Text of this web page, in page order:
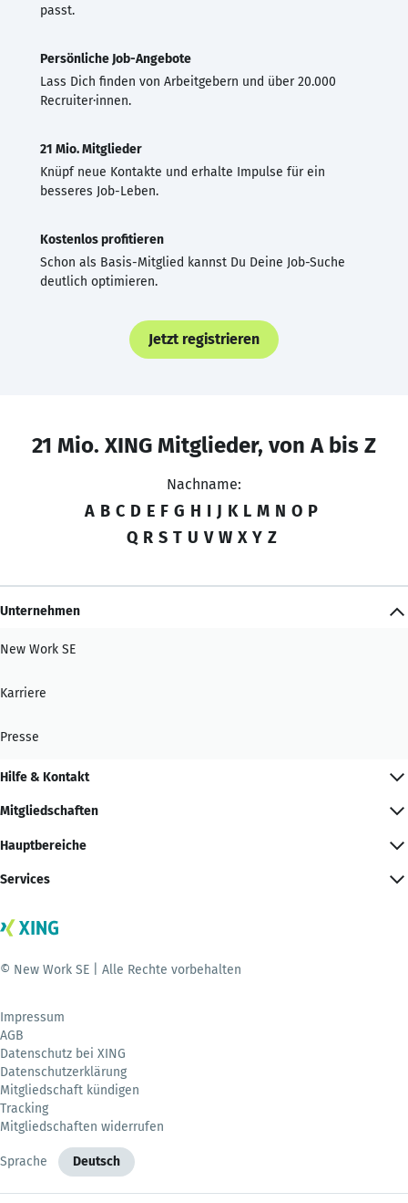
passt.
Persönliche Job-Angebote
Lass Dich finden von Arbeitgebern und über 20.000
Recruiter·innen.
21 Mio. Mitglieder
Knüpf neue Kontakte und erhalte Impulse für ein
besseres Job-Leben.
Kostenlos profitieren
Schon als Basis-Mitglied kannst Du Deine Job-Suche
deutlich optimieren.
Jetzt registrieren
21 Mio. XING Mitglieder, von A bis Z
Nachname:
A B C D E F G H I J K L M N O P
Q R S T U V W X Y Z
Unternehmen
New Work SE
Karriere
Presse
Hilfe & Kontakt
Mitgliedschaften
Hauptbereiche
Services
© New Work SE | Alle Rechte vorbehalten
Impressum
AGB
Datenschutz bei XING
Datenschutzerklärung
Mitgliedschaft kündigen
Tracking
Mitgliedschaften widerrufen
Sprache Deutsch